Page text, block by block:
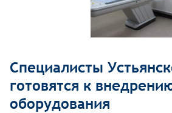
Специалисты
готовятся к
оборудования